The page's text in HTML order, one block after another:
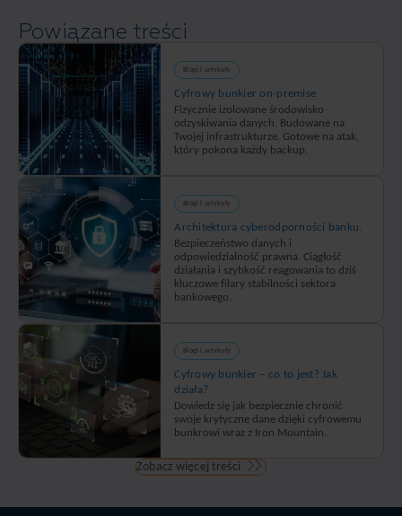
Powiązane treści
Blogi i artykuły
Cyfrowy bunkier on-premise
Fizycznie izolowane środowisko
odzyskiwania danych. Budowane na
Twojej infrastrukturze. Gotowe na atak,
który pokona każdy backup.
Blogi i artykuły
Architektura cyberodporności banku.
Bezpieczeństwo danych i
odpowiedzialność prawna. Ciągłość
działania i szybkość reagowania to dziś
kluczowe filary stabilności sektora
bankowego.
Blogi i artykuły
Cyfrowy bunkier – co to jest? Jak
działa?
Dowiedz się jak bezpiecznie chronić
swoje krytyczne dane dzięki cyfrowemu
bunkrowi wraz z Iron Mountain.
Zobacz więcej treści